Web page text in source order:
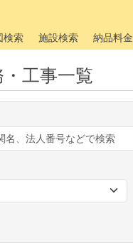
検索 施設検索 納品料金
工事一覧